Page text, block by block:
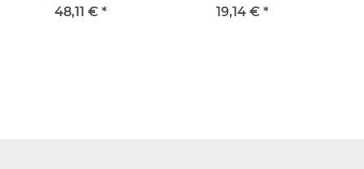
warmweiß, IP65,
48,11 € *
TOQ, 36°, 3000K,
19,14 € *